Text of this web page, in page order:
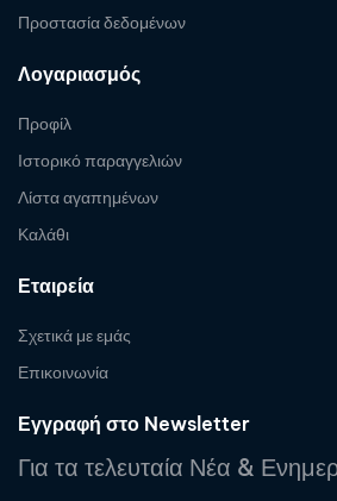
Προστασία δεδομένων
Λογαριασμός
Προφίλ
Ιστορικό παραγγελιών
Λίστα αγαπημένων
Καλάθι
Εταιρεία
Σχετικά με εμάς
Επικοινωνία
Εγγραφή στο Newsletter
Για τα τελευταία Νέα &